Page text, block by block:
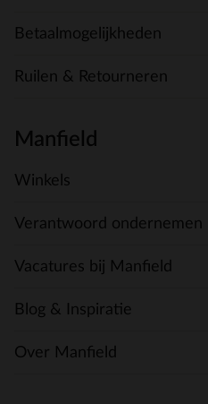
Betaalmogelijkheden
Ruilen & Retourneren
Manfield
Winkels
Verantwoord ondernemen
Vacatures bij Manfield
Blog & Inspiratie
Over Manfield